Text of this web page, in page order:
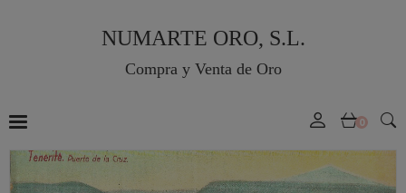
NUMARTE ORO, S.L.
Compra y Venta de Oro
0